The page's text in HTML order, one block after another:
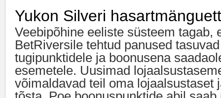
Yukon Silveri
Veebipõhine eeliste süsteem tagab,
BetRiversile tehtud panused
tugipunktidele ja boonusena
esemetele. Uusimad
võimaldavad teil oma lojaalsustaset